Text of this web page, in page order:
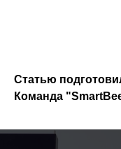
Статью
Команда